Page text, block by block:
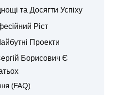
та Досягти Успіху
Ріст
Проекти
Борисович Є
(FAQ)